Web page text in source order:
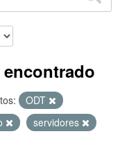
ODT
servidores